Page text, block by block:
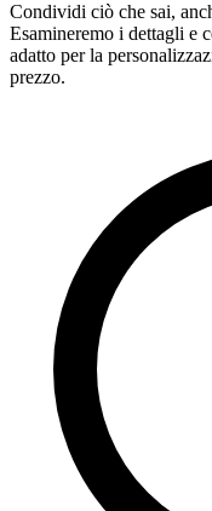
Condividi ciò che sai,
Esamineremo i dettagli e
adatto per la
prezzo.